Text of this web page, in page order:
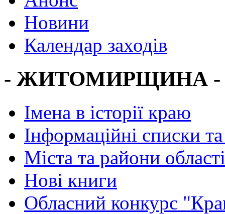
Новини
Календар заходів
- ЖИТОМИРЩИНА -
Імена в історії краю
Інформаційні списки
Міста та райони області
Нові книги
Обласний конкурс